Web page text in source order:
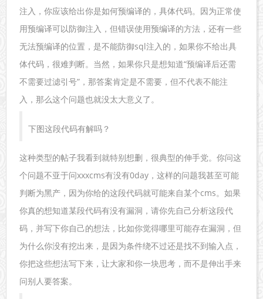
注入，你应该给出你是如何预编译的，具体代码。因为正常使
用预编译可以防御注入，但错误使用预编译的方法，还有一些
无法预编译的位置，是不能防御sql注入的，如果你不给出具
体代码，很难判断。当然，如果你只是想知道“预编译后还需
不需要过滤引号”，那答案肯定是不需要，但不代表不能注
入，那么这个问题也就没太大意义了。
下图这段代码有解吗？
这种类型的帖子我看到就特别想删，很典型的伸手党。你问这
个问题不亚于问xxxcms有没有0day，这样的问题我甚至可能
判断为黑产，因为你给的这段代码就可能来自某个cms。如果
你真的想知道某段代码有没有漏洞，请你先自己分析这段代
码，并写下你自己的想法，比如你觉得哪里可能存在漏洞，但
为什么你没有挖出来，是因为条件绕不过还是找不到输入点，
你把这些想法写下来，让大家和你一块思考，而不是伸出手来
问别人要答案。